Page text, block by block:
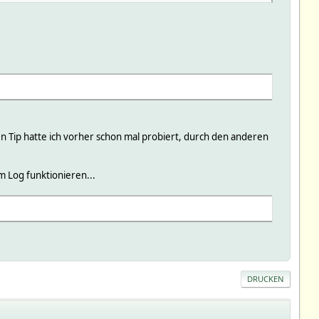
Tip hatte ich vorher schon mal probiert, durch den anderen
Log funktionieren...
DRUCKEN